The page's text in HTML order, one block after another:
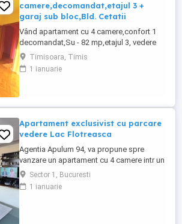
camere,decomandat,etajul 3 +
garaj sub bloc,Bld. Cetatii
Vând apartament cu 4 camere,confort 1
decomandat,Su - 82 mp,etajul 3, vedere
pe două părți, 2 bai,1 balcon ,doua
apartamente pe etaj , gaz parchet
faianță,gresie termopane,ocupă îl imediat,
este 157000 euro iar garajul ...
Timisoara, Timis
1 ianuarie
Apartament exclusivist cu parcare
vedere Lac Flotreasca
Agentia Apulum 94, va propune spre
vanzare un apartament cu 4 camere intr un
imobil tip boutique, cu regim de înălțime
P+4+M, construit în anul 2006 și având
doar două apartamente pe nivel, acest
Sector 1, Bucuresti
1 ianuarie